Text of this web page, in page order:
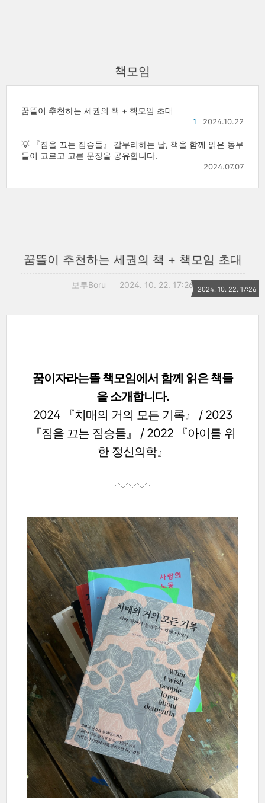
책모임
꿈뜰이 추천하는 세권의 책 + 책모임 초대
2024.10.22
1
💡 『짐을 끄는 짐승들』 갈무리하는 날, 책을 함께 읽은 동무
들이 고르고 고른 문장을 공유합니다.
2024.07.07
꿈뜰이 추천하는 세권의 책 + 책모임 초대
보루Boru 2024. 10. 22. 17:26 2024. 10. 22. 17:26
꿈이자라는뜰 책모임에서 함께 읽은 책들
을 소개합니다.
2024 『치매의 거의 모든 기록』 / 2023
『짐을 끄는 짐승들』 / 2022 『아이를 위
한 정신의학』